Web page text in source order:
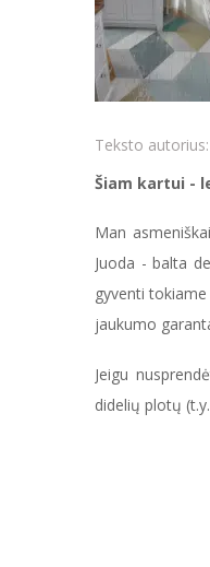
Teksto autorius:
Šiam kartui -
Man
Juoda - balta
gyventi
jaukumo
Jeigu
didelių plotų